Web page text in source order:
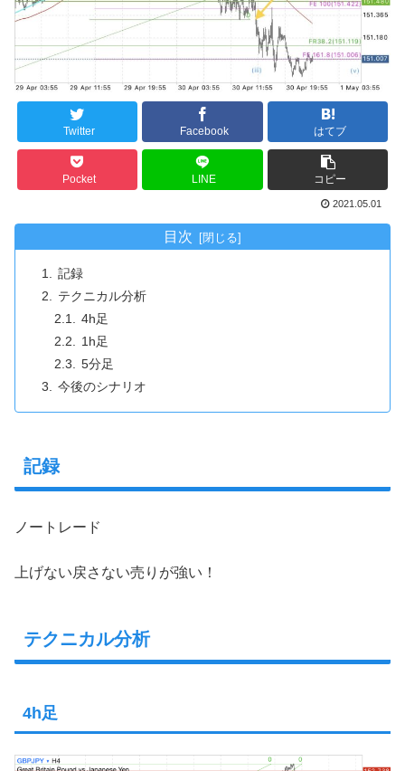
Twitter Facebook はてブ
Pocket LINE コピー
2021.05.01
目次
記録
テクニカル分析
4h足
1h足
5分足
今後のシナリオ
記録
ノートレード
上げない戻さない売りが強い！
テクニカル分析
4h足